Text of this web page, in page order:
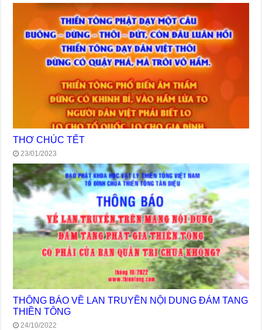
THƠ CHÚC TẾT
23/01/2023
THÔNG BÁO VỀ LAN TRUYỀN NỘI DUNG ĐÁM TANG
THIỀN TÔNG
24/10/2022